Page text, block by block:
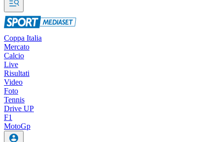
Coppa Italia
Mercato
Calcio
Live
Risultati
Video
Foto
Tennis
Drive UP
F1
MotoGp